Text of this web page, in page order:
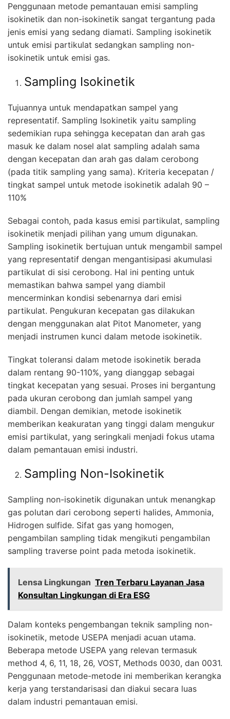
Penggunaan metode pemantauan emisi sampling
isokinetik dan non-isokinetik sangat tergantung pada
jenis emisi yang sedang diamati. Sampling isokinetik
untuk emisi partikulat sedangkan sampling non-
isokinetik untuk emisi gas.
Sampling Isokinetik
Tujuannya untuk mendapatkan sampel yang
representatif. Sampling Isokinetik yaitu sampling
sedemikian rupa sehingga kecepatan dan arah gas
masuk ke dalam nosel alat sampling adalah sama
dengan kecepatan dan arah gas dalam cerobong
(pada titik sampling yang sama). Kriteria kecepatan /
tingkat sampel untuk metode isokinetik adalah 90 –
110%
Sebagai contoh, pada kasus emisi partikulat, sampling
isokinetik menjadi pilihan yang umum digunakan.
Sampling isokinetik bertujuan untuk mengambil sampel
yang representatif dengan mengantisipasi akumulasi
partikulat di sisi cerobong. Hal ini penting untuk
memastikan bahwa sampel yang diambil
mencerminkan kondisi sebenarnya dari emisi
partikulat. Pengukuran kecepatan gas dilakukan
dengan menggunakan alat Pitot Manometer, yang
menjadi instrumen kunci dalam metode isokinetik.
Tingkat toleransi dalam metode isokinetik berada
dalam rentang 90-110%, yang dianggap sebagai
tingkat kecepatan yang sesuai. Proses ini bergantung
pada ukuran cerobong dan jumlah sampel yang
diambil. Dengan demikian, metode isokinetik
memberikan keakuratan yang tinggi dalam mengukur
emisi partikulat, yang seringkali menjadi fokus utama
dalam pemantauan emisi industri.
Sampling Non-Isokinetik
Sampling non-isokinetik digunakan untuk menangkap
gas polutan dari cerobong seperti halides, Ammonia,
Hidrogen sulfide. Sifat gas yang homogen,
pengambilan sampling tidak mengikuti pengambilan
sampling traverse point pada metoda isokinetik.
Lensa Lingkungan Tren Terbaru Layanan Jasa
Konsultan Lingkungan di Era ESG
Dalam konteks pengembangan teknik sampling non-
isokinetik, metode USEPA menjadi acuan utama.
Beberapa metode USEPA yang relevan termasuk
method 4, 6, 11, 18, 26, VOST, Methods 0030, dan 0031.
Penggunaan metode-metode ini memberikan kerangka
kerja yang terstandarisasi dan diakui secara luas
dalam industri pemantauan emisi.